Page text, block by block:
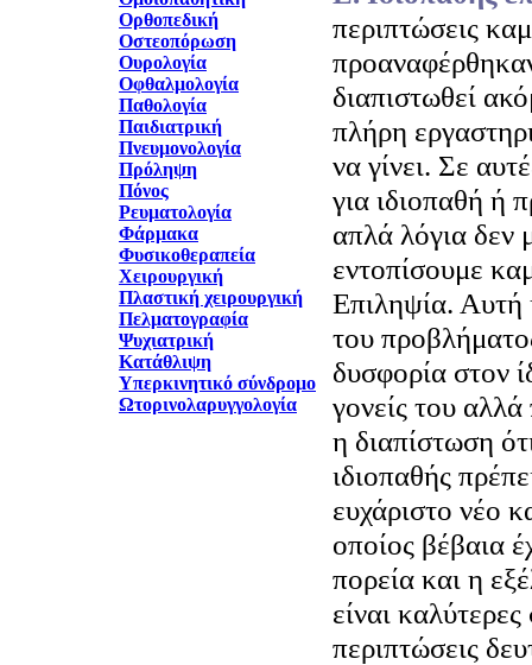
Ορθοπεδική
Οστεοπόρωση
Ουρολογία
Οφθαλμολογία
Παθολογία
Παιδιατρική
Πνευμονολογία
Πρόληψη
Πόνος
Ρευματολογία
Φάρμακα
Φυσικοθεραπεία
Χειρουργική
Πλαστική χειρουργική
Πελματογραφία
Ψυχιατρική
Κατάθλιψη
Υπερκινητικό σύνδρομο
Ωτορινολαρυγγολογία
περιπτώσεις
διαπιστωθεί
πλήρη
να γίνει. Σε
για ιδιοπαθή ή
απλά λόγια δεν
εντοπίσουμε
Επιληψία. Αυτή
του
δυσφορία στον
γονείς του αλλά
η διαπίστωση
ιδιοπαθής
ευχάριστο νέο
οποίος βέβαια
πορεία και η
είναι καλύτερες
περιπτώσεις